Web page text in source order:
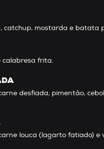
catchup, mostarda e batata
calabresa frita.
desfiada, pimentão,
louca (lagarto fatiado) e